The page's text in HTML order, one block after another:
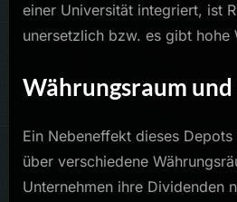
einer Universität integriert, ist
unersetzlich bzw. es gibt hohe
Währungsraum
Ein Nebeneffekt dieses
über verschiedene
Unternehmen ihre Dividenden